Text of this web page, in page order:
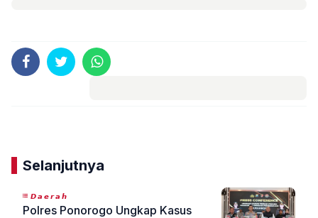
Selanjutnya
𝘿𝙖𝙚𝙧𝙖𝙝
Polres Ponorogo Ungkap Kasus